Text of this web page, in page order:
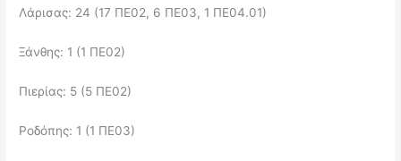
Λάρισας: 24 (17 ΠΕ02, 6 ΠΕ03, 1 ΠΕ04.01)
Ξάνθης: 1 (1 ΠΕ02)
Πιερίας: 5 (5 ΠΕ02)
Ροδόπης: 1 (1 ΠΕ03)